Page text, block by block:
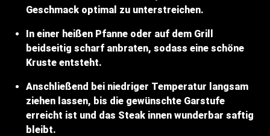
Geschmack optimal zu unterstreichen.
In einer heißen Pfanne oder auf dem Grill
beidseitig scharf anbraten, sodass eine schöne
Kruste entsteht.
Anschließend bei niedriger Temperatur langsam
ziehen lassen, bis die gewünschte Garstufe
erreicht ist und das Steak innen wunderbar saftig
bleibt.